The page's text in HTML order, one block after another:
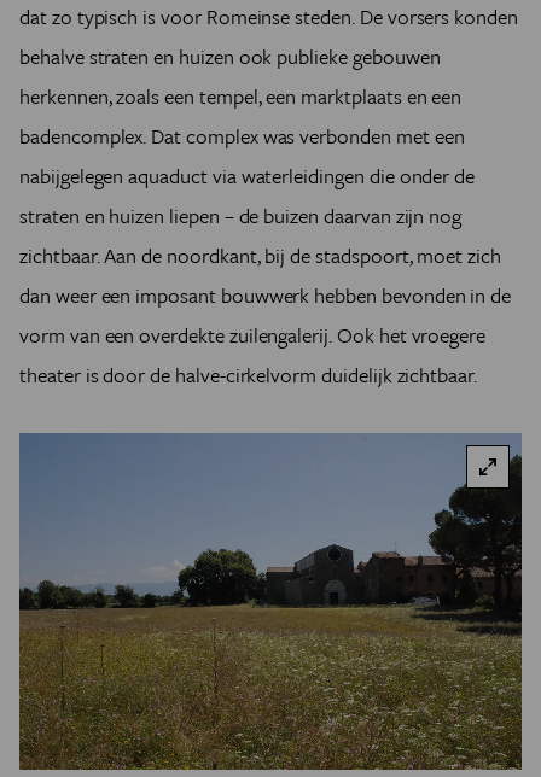
dat zo typisch is voor Romeinse steden. De vorsers konden
behalve straten en huizen ook publieke gebouwen
herkennen, zoals een tempel, een marktplaats en een
badencomplex. Dat complex was verbonden met een
nabijgelegen aquaduct via waterleidingen die onder de
straten en huizen liepen – de buizen daarvan zijn nog
zichtbaar. Aan de noordkant, bij de stadspoort, moet zich
dan weer een imposant bouwwerk hebben bevonden in de
vorm van een overdekte zuilengalerij. Ook het vroegere
theater is door de halve-cirkelvorm duidelijk zichtbaar.